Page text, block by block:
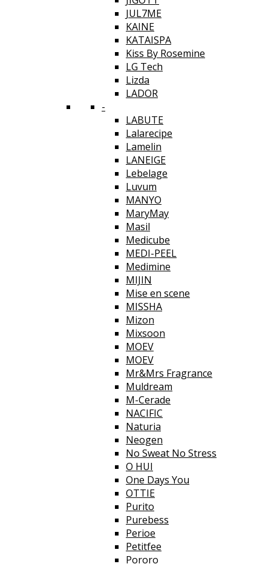
JUL7ME
KAINE
KATAISPA
Kiss By Rosemine
LG Tech
Lizda
LADOR
-
LABUTE
Lalarecipe
Lamelin
LANEIGE
Lebelage
Luvum
MANYO
MaryMay
Masil
Medicube
MEDI-PEEL
Medimine
MIJIN
Mise en scene
MISSHA
Mizon
Mixsoon
MOEV
MOEV
Mr&Mrs Fragrance
Muldream
M-Cerade
NACIFIC
Naturia
Neogen
No Sweat No Stress
O HUI
One Days You
OTTIE
Purito
Purebess
Perioe
Petitfee
Pororo